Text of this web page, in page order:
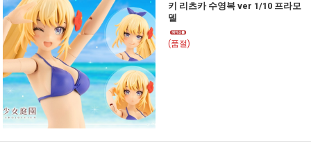
키 리츠카 수영복 ver 1/10 프라모
델
(품절)